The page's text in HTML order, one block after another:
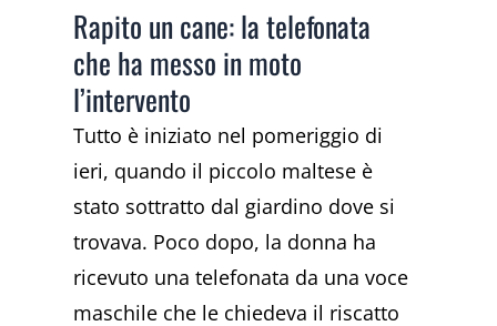
Rapito un cane: la telefonata
che ha messo in moto
l’intervento
Tutto è iniziato nel pomeriggio di
ieri, quando il piccolo maltese è
stato sottratto dal giardino dove si
trovava. Poco dopo, la donna ha
ricevuto una telefonata da una voce
maschile che le chiedeva il riscatto